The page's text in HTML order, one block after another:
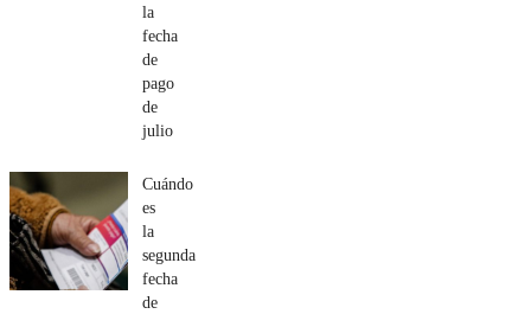
la
fecha
de
pago
de
julio
Cuándo
es
la
segunda
fecha
de